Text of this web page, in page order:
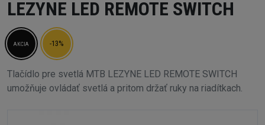
LEZYNE LED REMOTE SWITCH
AKCIA -13%
Tlačídlo pre svetlá MTB LEZYNE LED REMOTE SWITCH
umožňuje ovládať svetlá a pritom držať ruky na riadítkach.